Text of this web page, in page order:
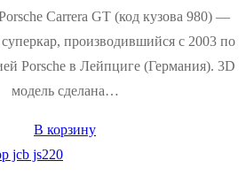
Carrera GT (код кузова 980) —
производившийся с 2003 по
Porsche в Лейпциге (Германия). 3D
модель сделана…
В корзину